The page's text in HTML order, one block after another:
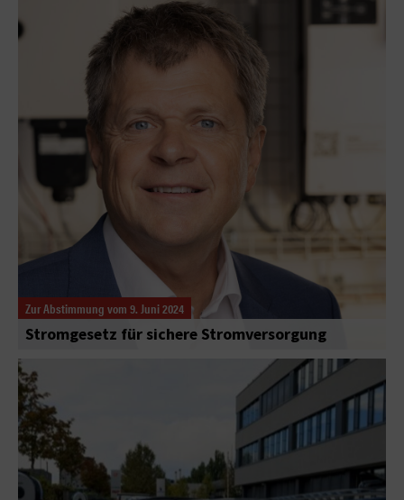
Zur Abstimmung vom 9. Juni 2024
Stromgesetz für sichere Stromversorgung